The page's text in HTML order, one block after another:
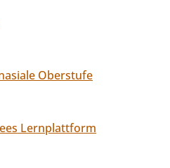
Oberstufe
Lernplattform